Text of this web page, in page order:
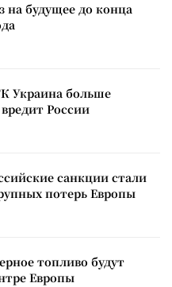
на будущее до конца
Украина больше
России
санкции стали
потерь Европы
топливо будут
Европы